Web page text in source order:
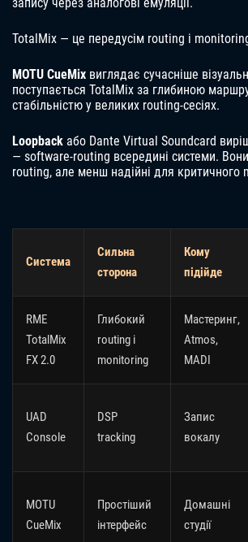
TotalMix — це передусім routing і
MOTU CueMix виглядає сучасніше
поступається TotalMix за глибиною
стабільністю у великих routing-сесіях.
Loopback або Dante Virtual Soundcard
— software-routing всередині системи.
routing, але менш надійні для критичного
Система
Сильна
сторона
Кому
підійде
RME
TotalMix
FX 2.0
Глибокий
routing і
monitoring
Мастеринг,
Atmos,
MADI
UAD
Console
DSP
tracking
Запис
вокалу
MOTU
CueMix
Простіший
інтерфейс
Домашні
студії